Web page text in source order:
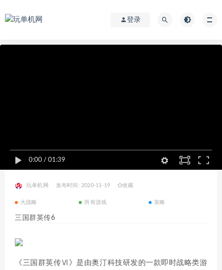
登录
0:00 / 01:39
玩单机网 发布时间: 2020-11-19 收藏
大战略 所有游戏 策略
三国群英传6
《三国群英传Ⅵ》是由奥汀科技研发的一款即时战略类游